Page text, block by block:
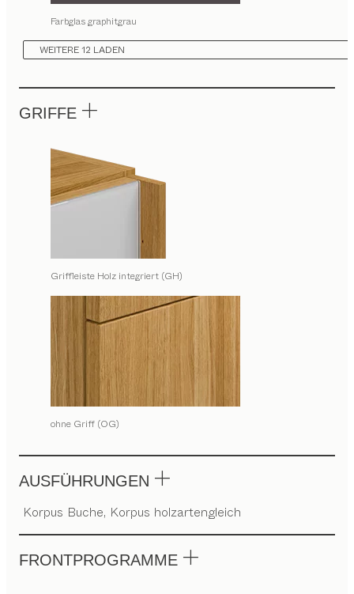
Farbglas graphitgrau
WEITERE 12 LADEN
GRIFFE
Griffleiste Holz integriert (GH)
ohne Griff (OG)
AUSFÜHRUNGEN
Korpus Buche, Korpus holzartengleich
FRONTPROGRAMME